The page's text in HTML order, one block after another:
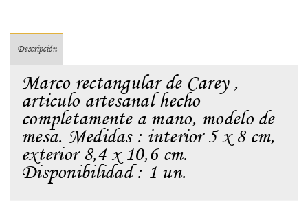
Descripción
Marco rectangular de Carey ,
articulo artesanal hecho
completamente a mano, modelo de
mesa. Medidas : interior 5 x 8 cm,
exterior 8,4 x 10,6 cm.
Disponibilidad : 1 un.